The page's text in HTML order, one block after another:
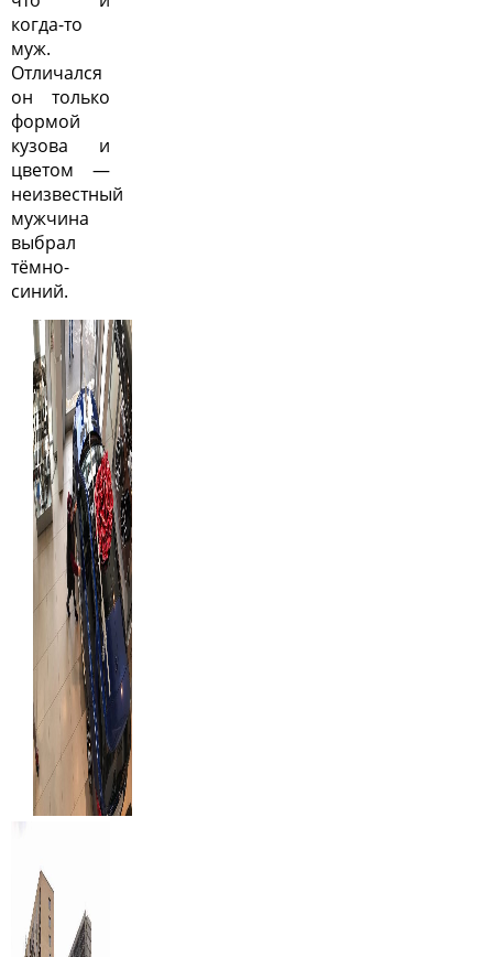
когда-то
муж.
Отличался
он только
формой
кузова и
цветом —
неизвестный
мужчина
выбрал
тёмно-
синий.